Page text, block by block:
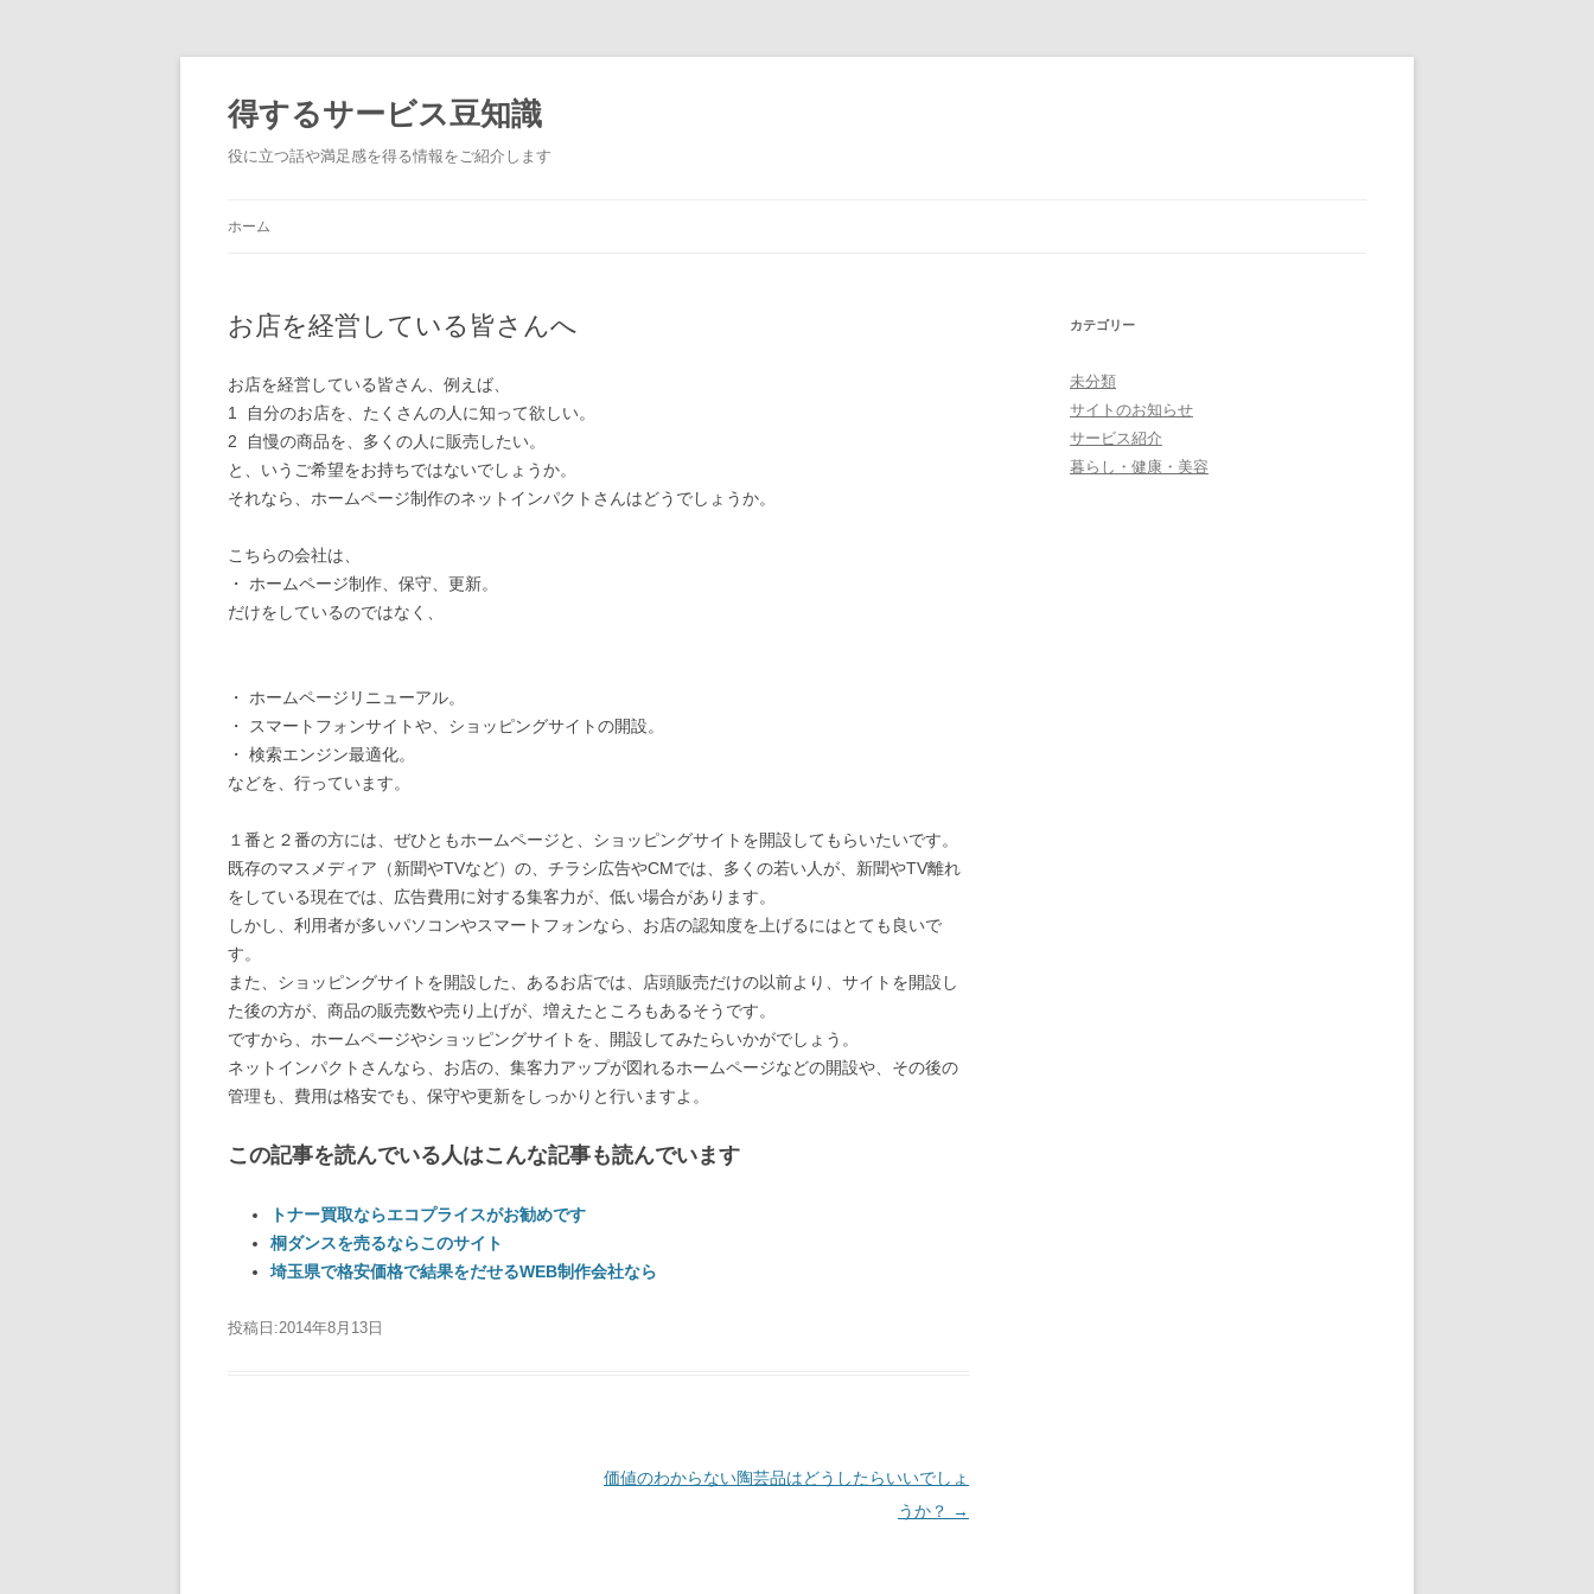
得するサービス豆知識
役に立つ話や満足感を得る情報をご紹介します
ホーム
お店を経営している皆さんへ
お店を経営している皆さん、例えば、
1 自分のお店を、たくさんの人に知って欲しい。
2 自慢の商品を、多くの人に販売したい。
と、いうご希望をお持ちではないでしょうか。
それなら、ホームページ制作のネットインパクトさんはどうでしょうか。
こちらの会社は、
・ ホームページ制作、保守、更新。
だけをしているのではなく、
・ ホームページリニューアル。
・ スマートフォンサイトや、ショッピングサイトの開設。
・ 検索エンジン最適化。
などを、行っています。
１番と２番の方には、ぜひともホームページと、ショッピングサイトを開設してもらいたいです。
既存のマスメディア（新聞やTVなど）の、チラシ広告やCMでは、多くの若い人が、新聞やTV離れ
をしている現在では、広告費用に対する集客力が、低い場合があります。
しかし、利用者が多いパソコンやスマートフォンなら、お店の認知度を上げるにはとても良いで
す。
また、ショッピングサイトを開設した、あるお店では、店頭販売だけの以前より、サイトを開設し
た後の方が、商品の販売数や売り上げが、増えたところもあるそうです。
ですから、ホームページやショッピングサイトを、開設してみたらいかがでしょう。
ネットインパクトさんなら、お店の、集客力アップが図れるホームページなどの開設や、その後の
管理も、費用は格安でも、保守や更新をしっかりと行いますよ。
この記事を読んでいる人はこんな記事も読んでいます
トナー買取ならエコプライスがお勧めです
桐ダンスを売るならこのサイト
埼玉県で格安価格で結果をだせるWEB制作会社なら
投稿日:2014年8月13日
価値のわからない陶芸品はどうしたらいいでしょ
うか？ →
カテゴリー
未分類
サイトのお知らせ
サービス紹介
暮らし・健康・美容